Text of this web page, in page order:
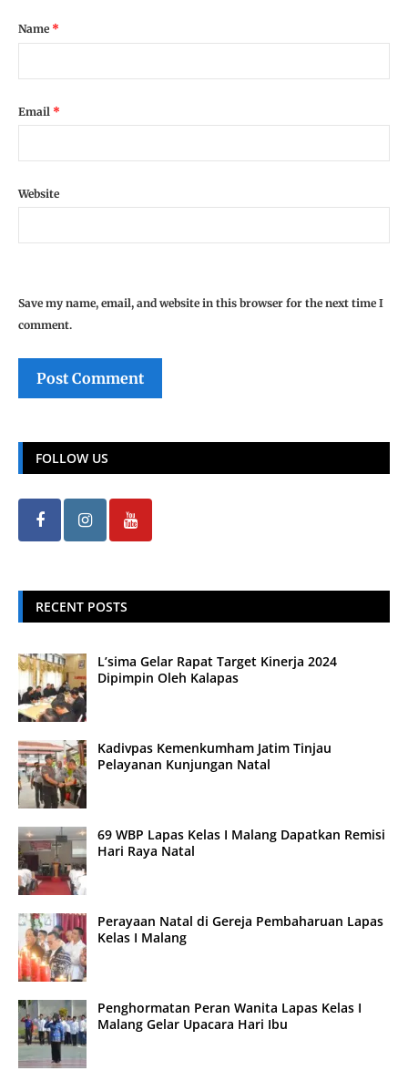
Name *
Email *
Website
Save my name, email, and website in this browser for the next time I
comment.
FOLLOW US
RECENT POSTS
L’sima Gelar Rapat Target Kinerja 2024
Dipimpin Oleh Kalapas
Kadivpas Kemenkumham Jatim Tinjau
Pelayanan Kunjungan Natal
69 WBP Lapas Kelas I Malang Dapatkan Remisi
Hari Raya Natal
Perayaan Natal di Gereja Pembaharuan Lapas
Kelas I Malang
Penghormatan Peran Wanita Lapas Kelas I
Malang Gelar Upacara Hari Ibu